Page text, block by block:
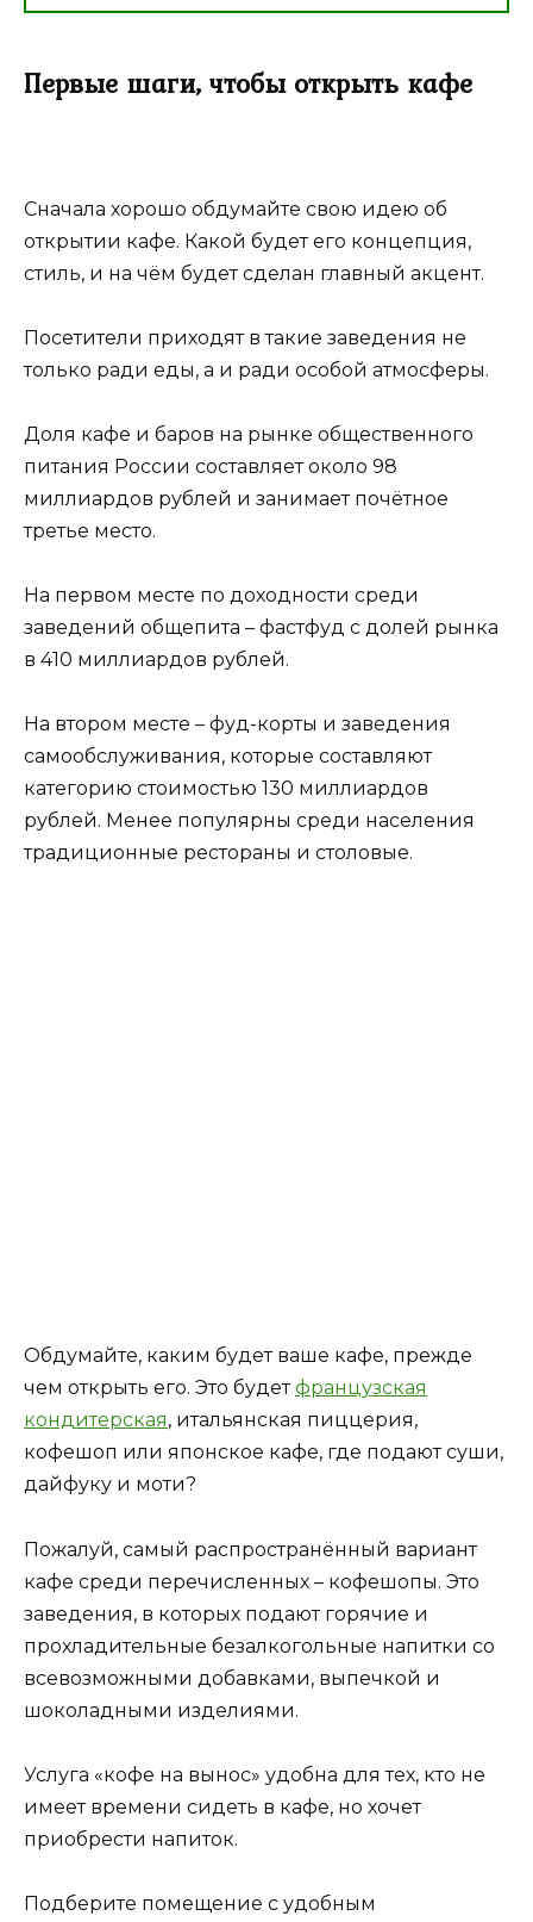
Первые шаги, чтобы открыть кафе
Сначала хорошо обдумайте свою идею об
открытии кафе. Какой будет его концепция,
стиль, и на чём будет сделан главный акцент.
Посетители приходят в такие заведения не
только ради еды, а и ради особой атмосферы.
Доля кафе и баров на рынке общественного
питания России составляет около 98
миллиардов рублей и занимает почётное
третье место.
На первом месте по доходности среди
заведений общепита – фастфуд с долей рынка
в 410 миллиардов рублей.
На втором месте – фуд-корты и заведения
самообслуживания, которые составляют
категорию стоимостью 130 миллиардов
рублей. Менее популярны среди населения
традиционные рестораны и столовые.
Обдумайте, каким будет ваше кафе, прежде
чем открыть его. Это будетфранцузская
кондитерская, итальянская пиццерия,
кофешоп или японское кафе, где подают суши,
дайфуку и моти?
Пожалуй, самый распространённый вариант
кафе среди перечисленных – кофешопы. Это
заведения, в которых подают горячие и
прохладительные безалкогольные напитки со
всевозможными добавками, выпечкой и
шоколадными изделиями.
Услуга «кофе на вынос» удобна для тех, кто не
имеет времени сидеть в кафе, но хочет
приобрести напиток.
Подберите помещение с удобным